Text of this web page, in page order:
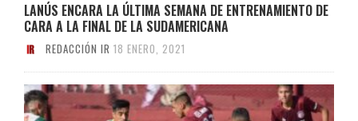
LANÚS ENCARA LA ÚLTIMA SEMANA DE ENTRENAMIENTO DE
CARA A LA FINAL DE LA SUDAMERICANA
REDACCIÓN IR 18 ENERO, 2021